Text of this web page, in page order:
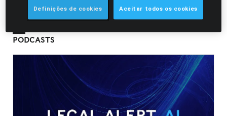
Ouça o podcast aqui.
PODCASTS
Definições de cookies Aceitar todos os cookies